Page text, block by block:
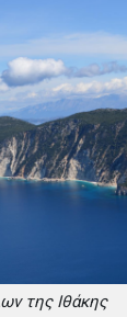
της Ιθάκης